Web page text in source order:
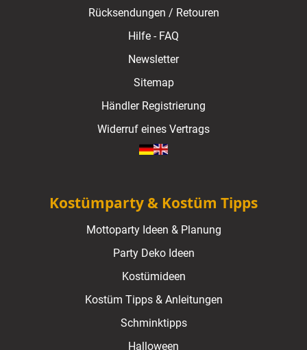
Rücksendungen / Retouren
Hilfe - FAQ
Newsletter
Sitemap
Händler Registrierung
Widerruf eines Vertrags
Kostümparty & Kostüm Tipps
Mottoparty Ideen & Planung
Party Deko Ideen
Kostümideen
Kostüm Tipps & Anleitungen
Schminktipps
Halloween